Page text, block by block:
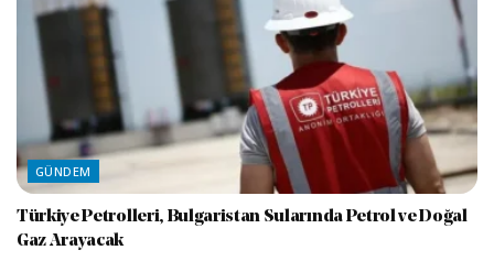
GÜNDEM
Türkiye Petrolleri, Bulgaristan Sularında Petrol ve Doğal
Gaz Arayacak